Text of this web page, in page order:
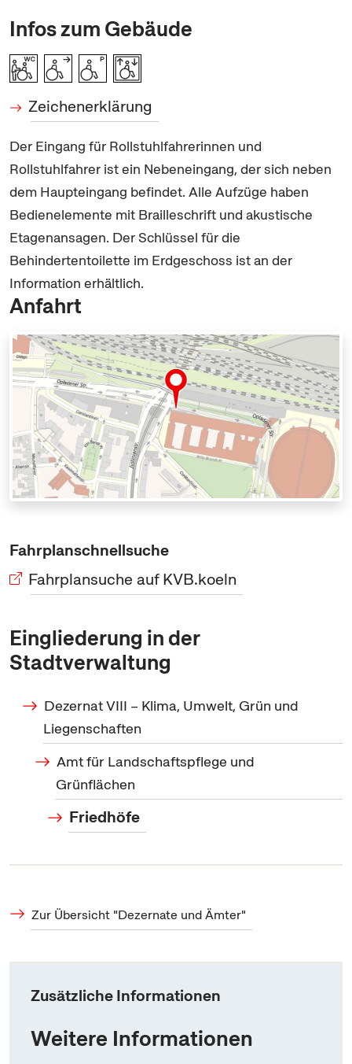
Infos zum Gebäude
Zeichenerklärung
Der Eingang für Rollstuhlfahrerinnen und
Rollstuhlfahrer ist ein Nebeneingang, der sich neben
dem Haupteingang befindet. Alle Aufzüge haben
Bedienelemente mit Brailleschrift und akustische
Etagenansagen. Der Schlüssel für die
Behindertentoilette im Erdgeschoss ist an der
Information erhältlich.
Anfahrt
Fahrplanschnellsuche
Fahrplansuche auf KVB.koeln
Eingliederung in der
Stadtverwaltung
Dezernat VIII – Klima, Umwelt, Grün und
Liegenschaften
Amt für Landschaftspflege und
Grünflächen
Friedhöfe
Zur Übersicht "Dezernate und Ämter"
Zusätzliche Informationen
Weitere Informationen